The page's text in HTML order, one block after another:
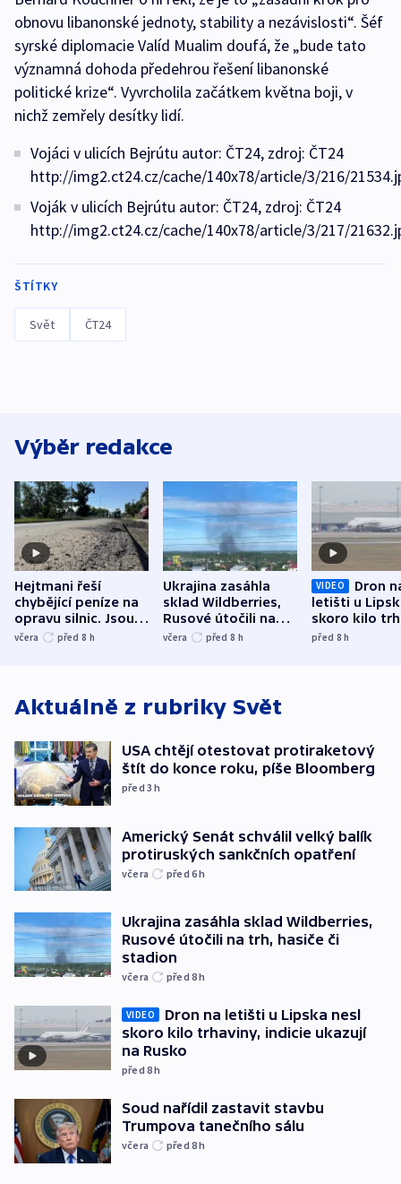
obnovu libanonské jednoty, stability a nezávislosti“. Šéf
syrské diplomacie Valíd Mualim doufá, že „bude tato
významná dohoda předehrou řešení libanonské
politické krize“. Vyvrcholila začátkem května boji, v
nichž zemřely desítky lidí.
Vojáci v ulicích Bejrútu autor: ČT24, zdroj: ČT24
http://img2.ct24.cz/cache/140x78/article/3/216/
Voják v ulicích Bejrútu autor: ČT24, zdroj: ČT24
http://img2.ct24.cz/cache/140x78/article/3/217/
ŠTÍTKY
Svět ČT24
Výběr redakce
Hejtmani řeší
chybějící peníze na
opravu silnic. Jsou
nenárokové, namítá
včera před 8 h
Ukrajina zasáhla
sklad Wildberries,
Rusové útočili na
trh, hasiče či
včera před 8 h
VIDEO
Dron
letišti u
skoro kilo
indicie
před 8h
Aktuálně z rubriky Svět
USA chtějí otestovat protiraketový
štít do konce roku, píše Bloomberg
před 3h
Americký Senát schválil velký balík
protiruských sankčních opatření
včera před 6h
Ukrajina zasáhla sklad Wildberries,
Rusové útočili na trh, hasiče či
stadion
včera před 8h
VIDEO
Dron na letišti u Lipska nesl
skoro kilo trhaviny, indicie ukazují
na Rusko
před 8h
Soud nařídil zastavit stavbu
Trumpova tanečního sálu
včera před 8h